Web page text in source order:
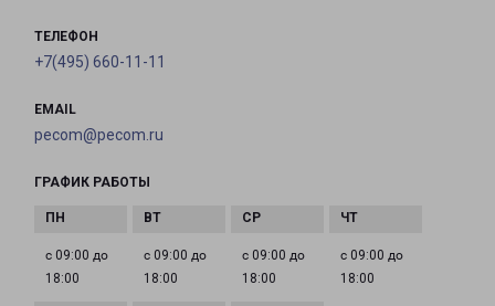
ТЕЛЕФОН
+7(495) 660-11-11
EMAIL
pecom@pecom.ru
ГРАФИК РАБОТЫ
с 09:00 до
18:00
с 09:00 до
18:00
с 09:00 до
18:00
с 09:00 до
18:00